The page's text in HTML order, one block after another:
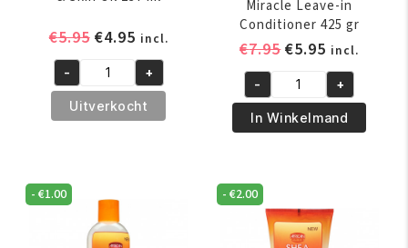
€5.95 Oorspronkelijke
was:
€5.95.
€4.95Huidige
prijs
is:
€4.95.
incl.
African
Pride
Hair,
Skin
- +
Uitverkocht
Miracle Leave-in
Conditioner 425 gr
€7.95
was:
€7.95.
€5.95 Huidige
prijs
is:
€5.95.
incl.
African
Pride
Olive
Leave-
in
Conditioner
- +
In Winkelmand
-€1.00 -€2.00